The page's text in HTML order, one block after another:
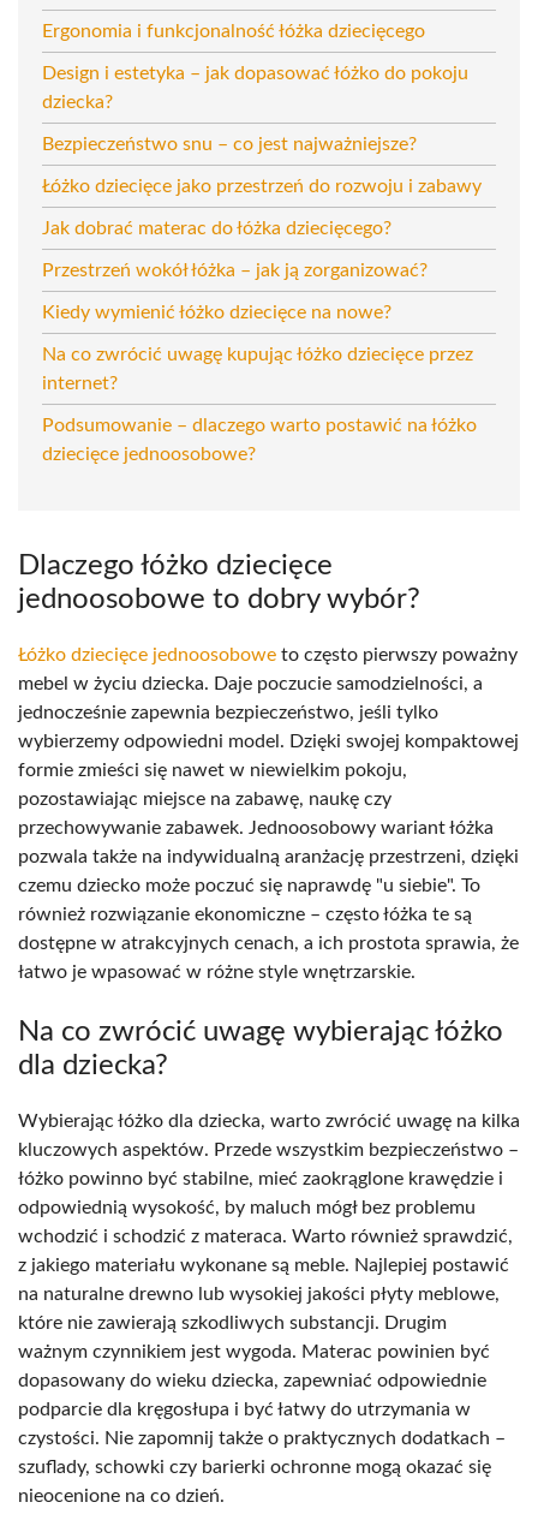
Ergonomia i funkcjonalność łóżka dziecięcego
Design i estetyka – jak dopasować łóżko do pokoju
dziecka?
Bezpieczeństwo snu – co jest najważniejsze?
Łóżko dziecięce jako przestrzeń do rozwoju i zabawy
Jak dobrać materac do łóżka dziecięcego?
Przestrzeń wokół łóżka – jak ją zorganizować?
Kiedy wymienić łóżko dziecięce na nowe?
Na co zwrócić uwagę kupując łóżko dziecięce przez
internet?
Podsumowanie – dlaczego warto postawić na łóżko
dziecięce jednoosobowe?
Dlaczego łóżko dziecięce
jednoosobowe to dobry wybór?
Łóżko dziecięce jednoosobowe to często pierwszy poważny
mebel w życiu dziecka. Daje poczucie samodzielności, a
jednocześnie zapewnia bezpieczeństwo, jeśli tylko
wybierzemy odpowiedni model. Dzięki swojej kompaktowej
formie zmieści się nawet w niewielkim pokoju,
pozostawiając miejsce na zabawę, naukę czy
przechowywanie zabawek. Jednoosobowy wariant łóżka
pozwala także na indywidualną aranżację przestrzeni, dzięki
czemu dziecko może poczuć się naprawdę "u siebie". To
również rozwiązanie ekonomiczne – często łóżka te są
dostępne w atrakcyjnych cenach, a ich prostota sprawia, że
łatwo je wpasować w różne style wnętrzarskie.
Na co zwrócić uwagę wybierając łóżko
dla dziecka?
Wybierając łóżko dla dziecka, warto zwrócić uwagę na kilka
kluczowych aspektów. Przede wszystkim bezpieczeństwo –
łóżko powinno być stabilne, mieć zaokrąglone krawędzie i
odpowiednią wysokość, by maluch mógł bez problemu
wchodzić i schodzić z materaca. Warto również sprawdzić,
z jakiego materiału wykonane są meble. Najlepiej postawić
na naturalne drewno lub wysokiej jakości płyty meblowe,
które nie zawierają szkodliwych substancji. Drugim
ważnym czynnikiem jest wygoda. Materac powinien być
dopasowany do wieku dziecka, zapewniać odpowiednie
podparcie dla kręgosłupa i być łatwy do utrzymania w
czystości. Nie zapomnij także o praktycznych dodatkach –
szuflady, schowki czy barierki ochronne mogą okazać się
nieocenione na co dzień.